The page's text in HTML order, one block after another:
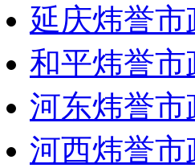
延庆炜誉
和平炜誉
河东炜誉
河西炜誉